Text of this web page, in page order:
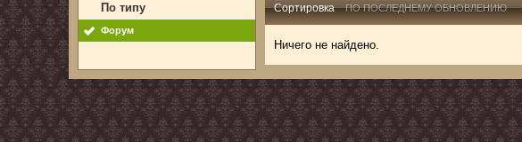
По типу
Форум
Сортировка ПО ПОСЛЕДНЕМУ ОБНОВЛЕНИЮ
Ничего не найдено.